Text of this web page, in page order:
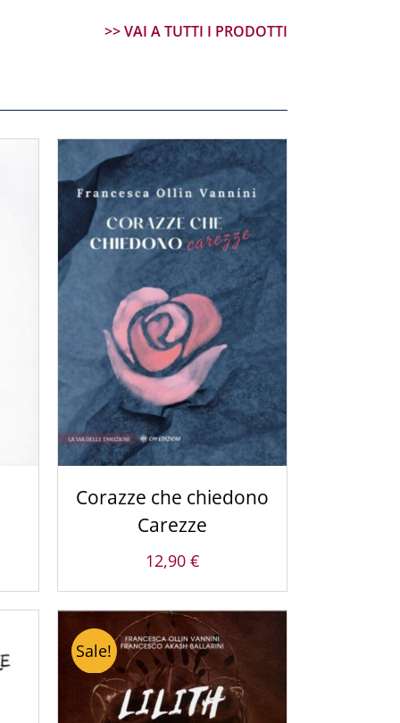
>> VAI A TUTTI I PRODOTTI
ACQUISTA PRODOTTO
DETTAGLI
Corazze che chiedono
Carezze
12,90 €
Sale!